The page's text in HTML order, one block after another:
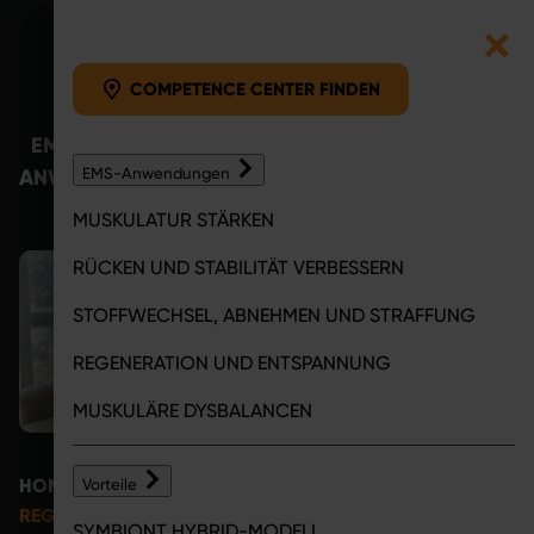
Zum Inhalt springen COMPETENCE CENTER
EMS-
ANWENDUNGEN
COMPETENCE CENTER FINDEN
EMS-Anwendungen
MUSKULATUR STÄRKEN
RÜCKEN UND STABILITÄT VERBESSERN
STOFFWECHSEL, ABNEHMEN UND STRAFFUNG
REGENERATION UND ENTSPANNUNG
MUSKULÄRE DYSBALANCEN
Vorteile
HOME
EMS-ANWENDUNGEN
REGENERATION NACH DEM SPORT: ALLES ZUR